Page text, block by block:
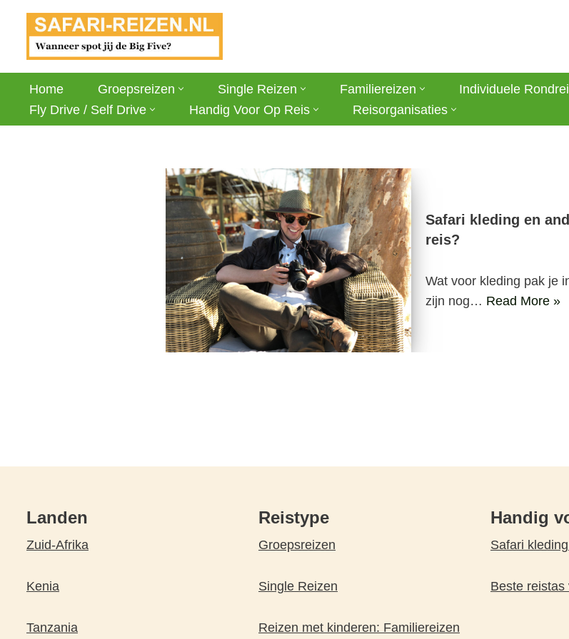
naar
Home Groepsreizen Single Reizen Familiereizen Individuele
Fly Drive / Self Drive
Handig Voor Op Reis Reisorganisaties
Safari kleding en
reis?
Wat voor kleding pak je
zijn nog… Read More »
Landen
Zuid-Afrika
Kenia
Tanzania
Reistype
Groepsreizen
Single Reizen
Reizen met kinderen: Familiereizen
Handig
Safari
Beste reistas